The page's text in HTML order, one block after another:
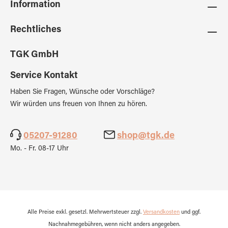
Information
Rechtliches
TGK GmbH
Service Kontakt
Haben Sie Fragen, Wünsche oder Vorschläge?
Wir würden uns freuen von Ihnen zu hören.
05207-91280 shop@tgk.de
Mo. - Fr. 08-17 Uhr
Alle Preise exkl. gesetzl. Mehrwertsteuer zzgl. Versandkosten und ggf.
Nachnahmegebühren, wenn nicht anders angegeben.